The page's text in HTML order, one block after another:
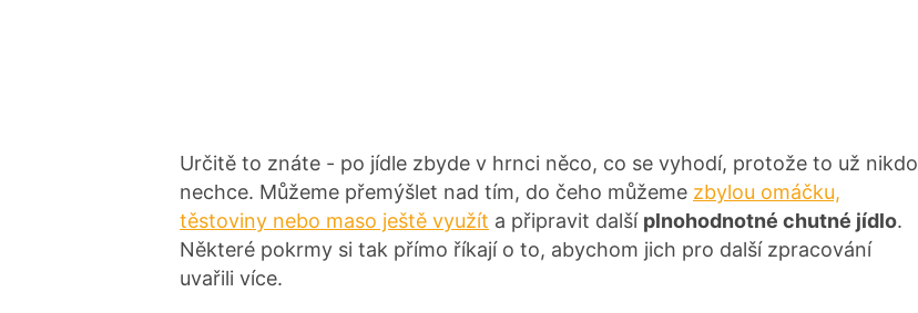
Určitě to znáte - po jídle zbyde v hrnci něco, co se vyhodí, protože to už nikdo
nechce. Můžeme přemýšlet nad tím, do čeho můžeme zbylou omáčku,
těstoviny nebo maso ještě využít a připravit další plnohodnotné chutné jídlo.
Některé pokrmy si tak přímo říkají o to, abychom jich pro další zpracování
uvařili více.